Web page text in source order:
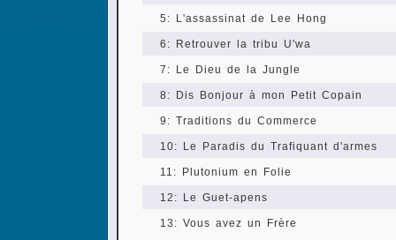
5: L'assassinat de Lee Hong
6: Retrouver la tribu U'wa
7: Le Dieu de la Jungle
8: Dis Bonjour à mon Petit Copain
9: Traditions du Commerce
10: Le Paradis du Trafiquant d'armes
11: Plutonium en Folie
12: Le Guet-apens
13: Vous avez un Frère